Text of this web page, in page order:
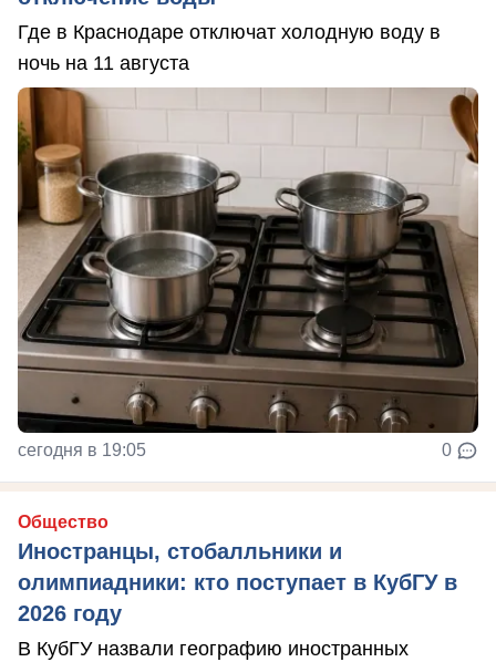
Где в Краснодаре отключат холодную воду в
ночь на 11 августа
сегодня в 19:05 0
Общество
Иностранцы, стобалльники и
олимпиадники: кто поступает в КубГУ в
2026 году
В КубГУ назвали географию иностранных